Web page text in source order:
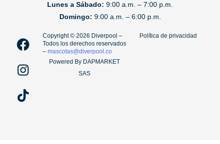
Lunes a Sábado: 9:00 a.m. – 7:00 p.m.
Domingo: 9:00 a.m. – 6:00 p.m.
F
a
c
e
b
o
I
n
s
t
a
g
T
i
k
t
o
k
Copyright ©️ 2026 Diverpool –
Todos los derechos reservados
–mascotas@diverpool.co
Powered By DAPMARKET
SAS
Política de privacidad